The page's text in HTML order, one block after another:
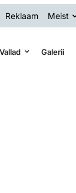
Reklaam Meist
Vallad Galerii